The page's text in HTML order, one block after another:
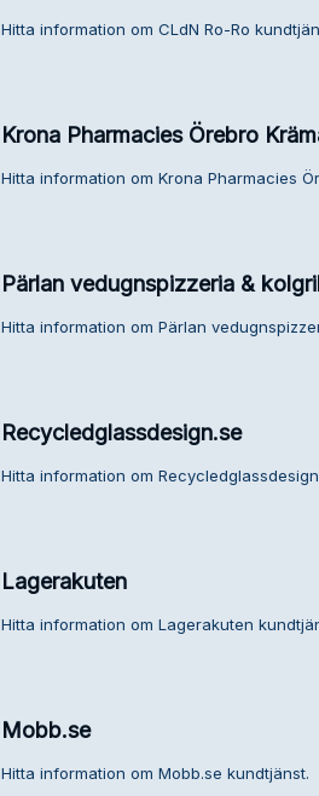
Hitta information om CLdN Ro-Ro
Krona Pharmacies Örebro
Hitta information om Krona Pharmacies
Pärlan vedugnspizzeria &
Hitta information om Pärlan
Recycledglassdesign.se
Hitta information om
Lagerakuten
Hitta information om Lagerakuten
Mobb.se
Hitta information om Mobb.se kundtjänst.